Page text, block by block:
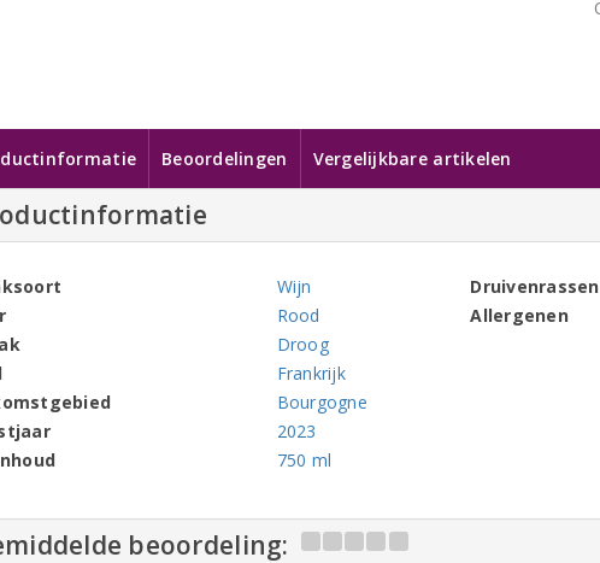
Beoordelingen Vergelijkbare artikelen
Wijn
Rood
Droog
Frankrijk
Bourgogne
2023
750 ml
Druivenrassen
Allergenen
beoordeling: